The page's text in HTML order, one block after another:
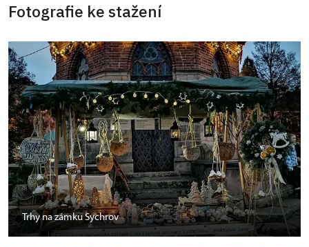
Fotografie ke stažení
Trhy na zámku Sychrov